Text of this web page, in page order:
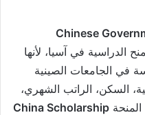
Chinese
الدراسية في آسيا، لأنها
في الجامعات الصينية
السكن، الراتب الشهري،
China Scholarship